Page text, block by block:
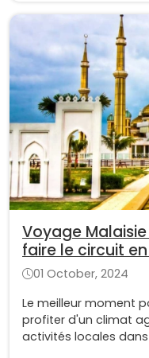
Voyage
faire le circuit
01 October, 2024
Le meilleur moment
profiter d'un climat
activités locales